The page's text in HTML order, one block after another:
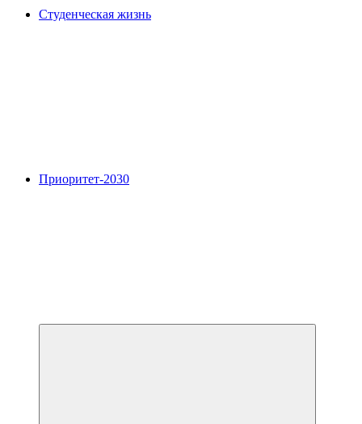
Студенческая жизнь
Приоритет-2030